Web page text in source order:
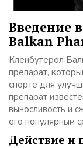
Введение
Balkan
Кленбутерол
препарат,
спорте для
препарат
выносливость и
его популярным
Действие и